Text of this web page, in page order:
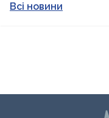
Всі новини